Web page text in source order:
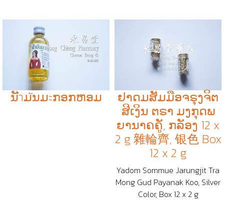
ນັำມัນມะກອກຫອມ
ຢາດມສັມມືອຈຣຸງຈິຕ
ສີເງິນ ຕຣາ ມງກຸດພ
ຍານາຄຄູັ, ກລັອງ 12 x
2 g 雜輪齊, 银色 Box
12 x 2 g
Yadom Sommue Jarungjit Tra
Mong Gud Payanak Koo, Silver
Color, Box 12 x 2 g